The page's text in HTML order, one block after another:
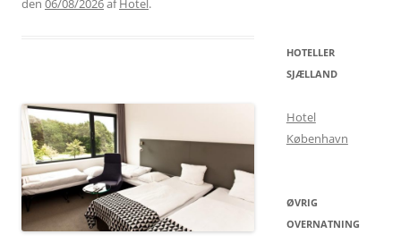
den 06/08/2026afHotel.
HOTELLER
SJÆLLAND
Hotel
København
ØVRIG
OVERNATNING